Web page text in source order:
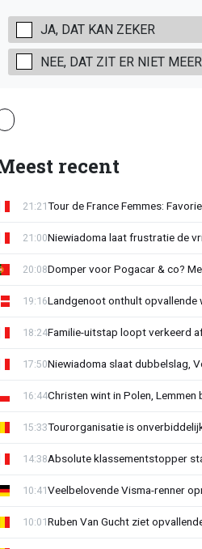
JA, DAT KAN ZEKER
NEE, DAT ZIT ER NIET
recent
Tour de France Femmes:
21:21
Niewiadoma laat frustratie de
21:00
Domper voor Pogacar & co?
20:08
Landgenoot onthult opvallende
19:16
Familie-uitstap loopt verkeerd
18:24
Niewiadoma slaat dubbelslag,
17:50
Christen wint in Polen, Lemmen
16:44
Tourorganisatie is
15:33
Absolute klassementstopper
14:38
Veelbelovende Visma-renner
10:41
Ruben Van Gucht ziet
10:01